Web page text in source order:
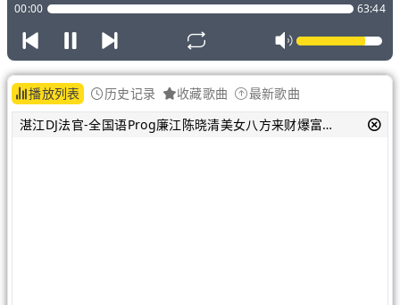
00:00 63:44
播放列表 历史记录 收藏歌曲
最新歌曲
湛江DJ法官-全国语Prog廉江陈晓清美女八方来财爆富爆美DJ串烧